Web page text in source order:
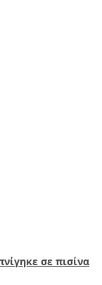
σε πισίνα